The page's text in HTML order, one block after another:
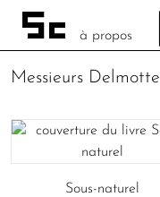
à propos
Messieurs Delmotte
Sous-naturel